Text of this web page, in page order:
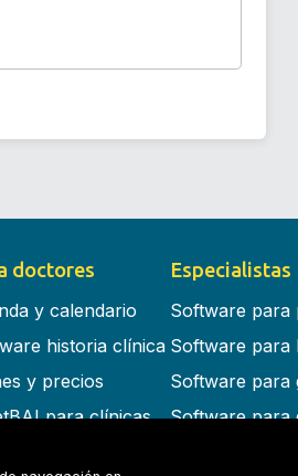
doctores
y calendario
historia clínica
y precios
para clínicas
Especialistas
Software para
Software para
Software para
Software para